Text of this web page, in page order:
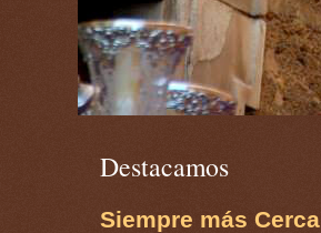
Destacamos
Siempre más Cerca